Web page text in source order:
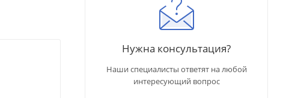
Нужна консультация?
Наши специалисты ответят на любой
интересующий вопрос